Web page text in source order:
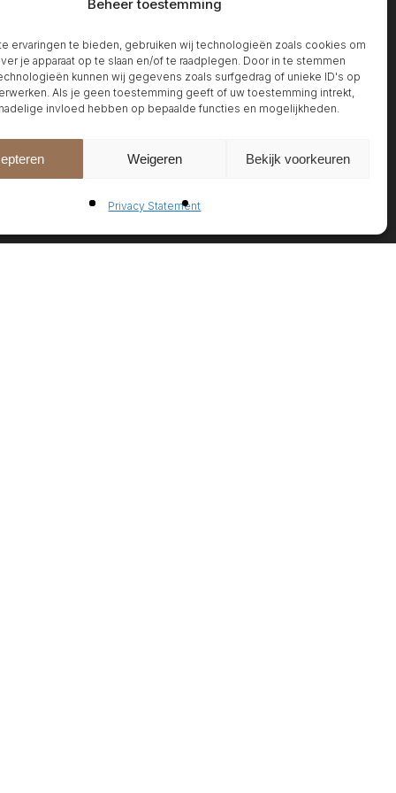
Beheer toestemming
ervaringen te bieden, gebruiken wij technologieën zoals cookies om
je apparaat op te slaan en/of te raadplegen. Door in te stemmen
kunnen wij gegevens zoals surfgedrag of unieke ID's op
Als je geen toestemming geeft of uw toestemming intrekt,
invloed hebben op bepaalde functies en mogelijkheden.
Weigeren Bekijk voorkeuren
Privacy Statement